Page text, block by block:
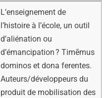
L’enseignement de
l’histoire à l’école, un outil
d’aliénation ou
d’émancipation ? Timēmus
dominos et dona ferentes.
Auteurs/développeurs du
produit de mobilisation des